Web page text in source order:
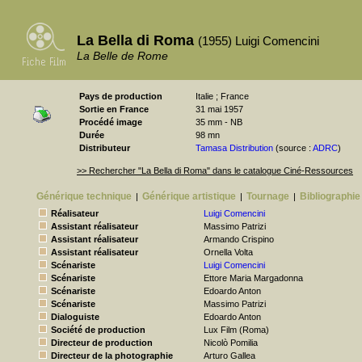
La Bella di Roma (1955) Luigi Comencini
La Belle de Rome
Pays de production
Italie ; France
Sortie en France
31 mai 1957
Procédé image
35 mm - NB
Durée
98 mn
Distributeur
Tamasa Distribution (source : ADRC)
>> Rechercher "La Bella di Roma" dans le catalogue Ciné-Ressources
Générique technique | Générique artistique | Tournage | Bibliographie
Réalisateur
Luigi Comencini
Assistant réalisateur
Massimo Patrizi
Assistant réalisateur
Armando Crispino
Assistant réalisateur
Ornella Volta
Scénariste
Luigi Comencini
Scénariste
Ettore Maria Margadonna
Scénariste
Edoardo Anton
Scénariste
Massimo Patrizi
Dialoguiste
Edoardo Anton
Société de production
Lux Film (Roma)
Directeur de production
Nicolò Pomilia
Directeur de la photographie
Arturo Gallea